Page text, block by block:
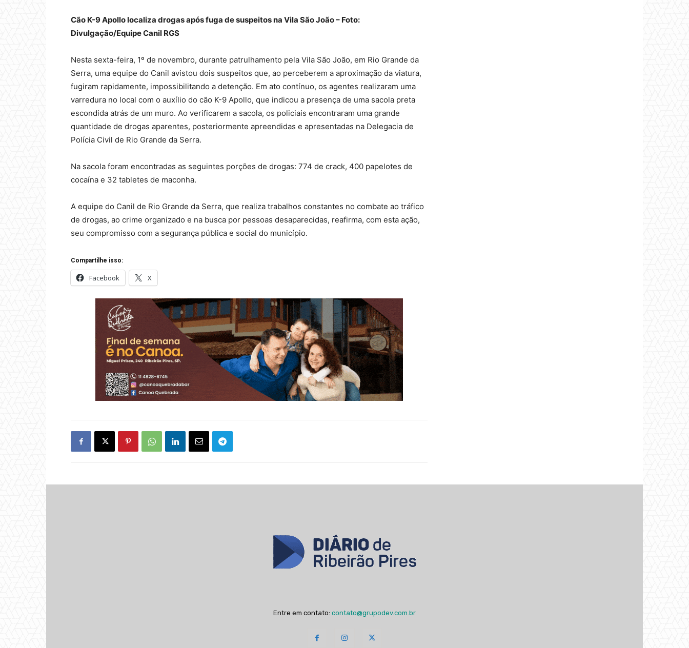
Cão K-9 Apollo localiza drogas após fuga de suspeitos na Vila São João – Foto:
Divulgação/Equipe Canil RGS
Nesta sexta-feira, 1º de novembro, durante patrulhamento pela Vila São João, em Rio Grande da
Serra, uma equipe do Canil avistou dois suspeitos que, ao perceberem a aproximação da viatura,
fugiram rapidamente, impossibilitando a detenção. Em ato contínuo, os agentes realizaram uma
varredura no local com o auxílio do cão K-9 Apollo, que indicou a presença de uma sacola preta
escondida atrás de um muro. Ao verificarem a sacola, os policiais encontraram uma grande
quantidade de drogas aparentes, posteriormente apreendidas e apresentadas na Delegacia de
Polícia Civil de Rio Grande da Serra.
Na sacola foram encontradas as seguintes porções de drogas: 774 de crack, 400 papelotes de
cocaína e 32 tabletes de maconha.
A equipe do Canil de Rio Grande da Serra, que realiza trabalhos constantes no combate ao tráfico
de drogas, ao crime organizado e na busca por pessoas desaparecidas, reafirma, com esta ação,
seu compromisso com a segurança pública e social do município.
Compartilhe isso:
Facebook X
Entre em contato: contato@grupodev.com.br